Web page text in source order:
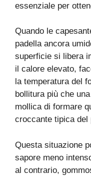
essenziale per
Quando le
padella ancora
superficie si libera
il calore elevato,
la temperatura del
bollitura più che
mollica di formare
croccante tipica del
Questa situazione
sapore meno
al contrario,